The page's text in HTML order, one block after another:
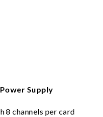
Supply
8 channels per card